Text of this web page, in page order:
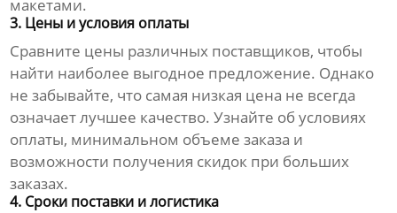
макетами.
3. Цены и условия оплаты
Сравните цены различных поставщиков, чтобы
найти наиболее выгодное предложение. Однако
не забывайте, что самая низкая цена не всегда
означает лучшее качество. Узнайте об условиях
оплаты, минимальном объеме заказа и
возможности получения скидок при больших
заказах.
4. Сроки поставки и логистика